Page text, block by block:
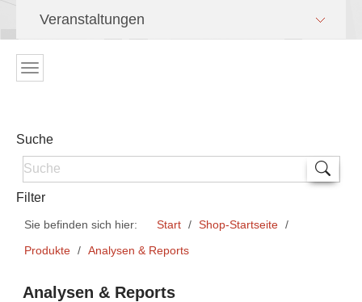
Veranstaltungen
Suche
Filter
Sie befinden sich hier: Start
Shop-Startseite
Produkte
Analysen & Reports
Analysen & Reports